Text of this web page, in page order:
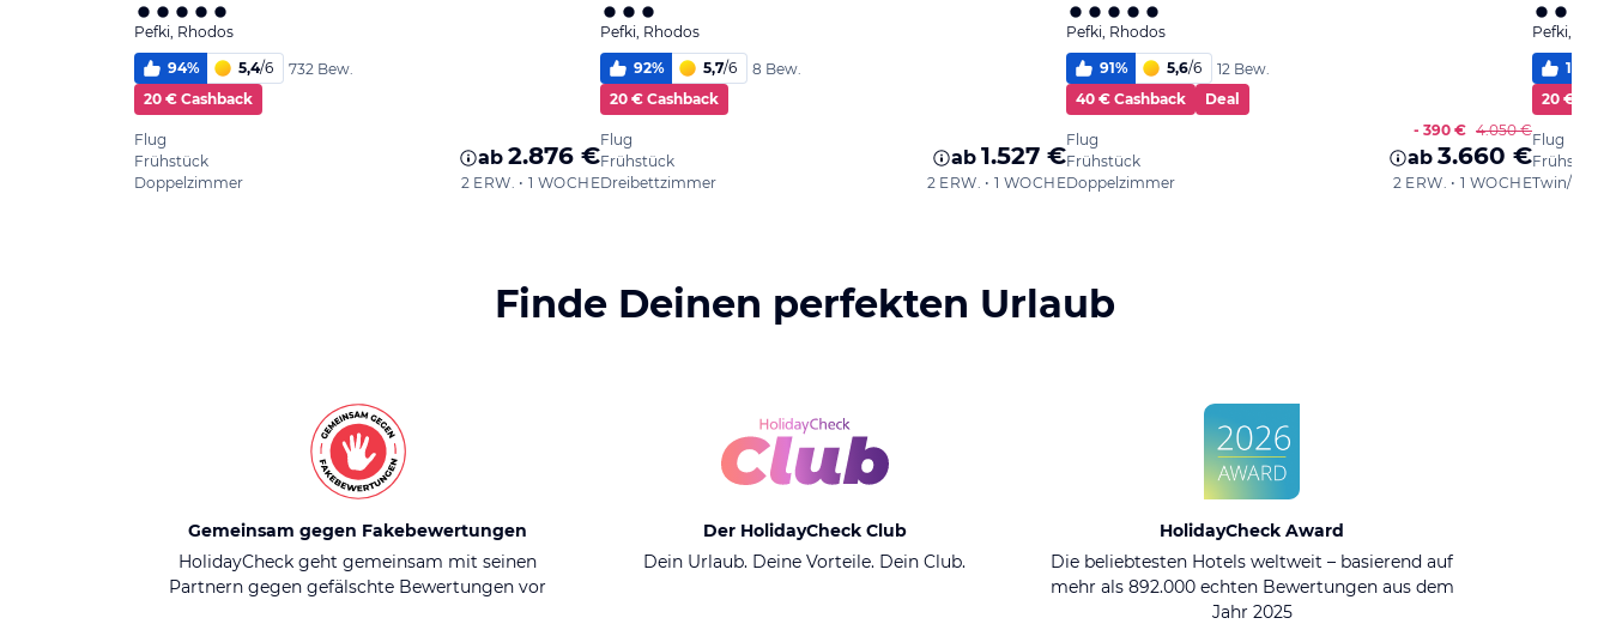
Pefki, Rhodos
94% 5,4/6
732 Bew.
20 € Cashback
Flug
Frühstück
Doppelzimmer
ab 2.876 €
2 ERW. • 1 WOCHE
Pefki, Rhodos
92% 5,7/6
8 Bew.
20 € Cashback
Flug
Frühstück
Dreibettzimmer
ab 1.527 €
2 ERW. • 1 WOCHE
Pefki, Rhodos
91% 5,6/6
12 Bew.
40 € Cashback
Deal
Flug
Frühstück
Doppelzimmer
- 390 € 4.050 €
ab 3.660 €
2 ERW. • 1 WOCHE
Pefki,
100
20 €
Flug
Frühstück
Twin/
Finde Deinen perfekten Urlaub
Gemeinsam gegen Fakebewertungen
HolidayCheck geht gemeinsam mit seinen
Partnern gegen gefälschte Bewertungen vor
Der HolidayCheck Club
Dein Urlaub. Deine Vorteile. Dein Club.
HolidayCheck Award
Die beliebtesten Hotels weltweit – basierend auf
mehr als 892.000 echten Bewertungen aus dem
Jahr 2025